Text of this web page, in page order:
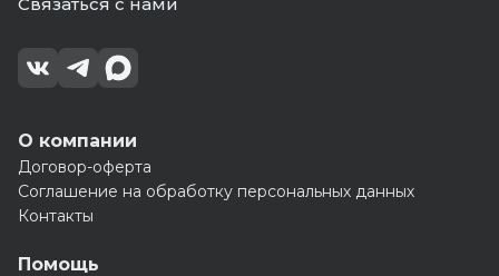
О компании
Договор-оферта
Соглашение на обработку персональных данных
Контакты
Помощь